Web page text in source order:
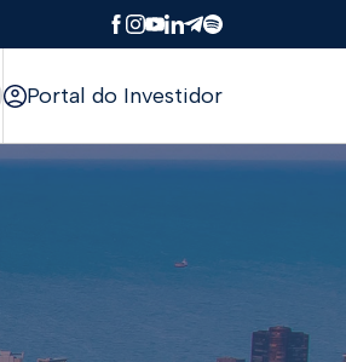
Portal do Investidor